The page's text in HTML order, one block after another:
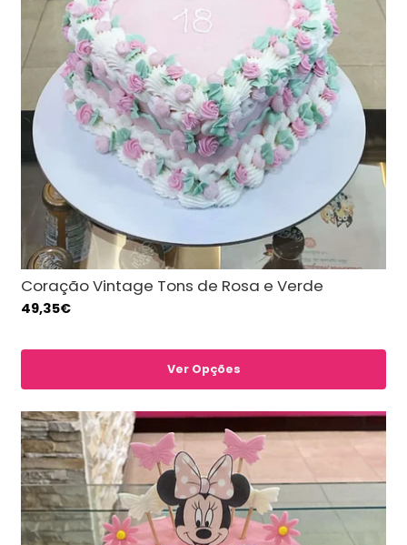
Coração Vintage Tons de Rosa e Verde
49,35€
Ver Opções